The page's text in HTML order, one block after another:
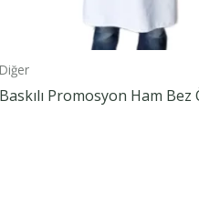
Diğer
Baskılı Promosyon Ham Bez